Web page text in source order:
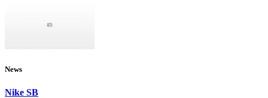
News
Nike SB